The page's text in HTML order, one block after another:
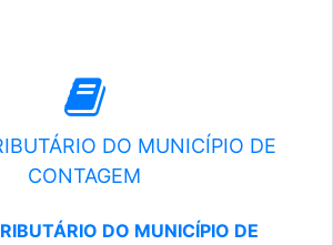
DO MUNICÍPIO DE
CONTAGEM
DO MUNICÍPIO DE